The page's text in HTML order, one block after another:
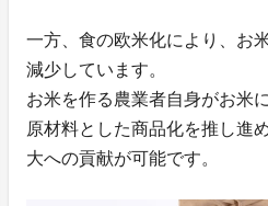
一方、食の欧米化により、お
減少しています。
お米を作る農業者自身がお米
原材料とした商品化を推し進
大への貢献が可能です。